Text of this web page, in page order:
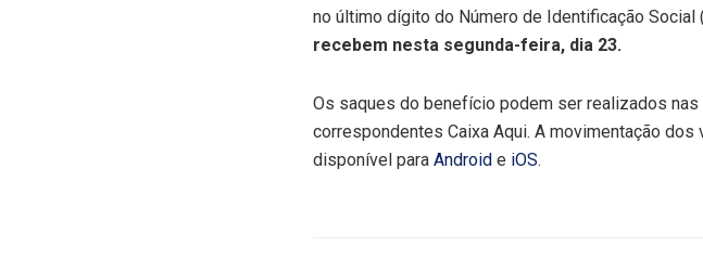
no último dígito do Número de Identificação Social
recebem nesta segunda-feira, dia 23.
Os saques do benefício podem ser realizados
correspondentes Caixa Aqui. A movimentação
disponível para Android e iOS.